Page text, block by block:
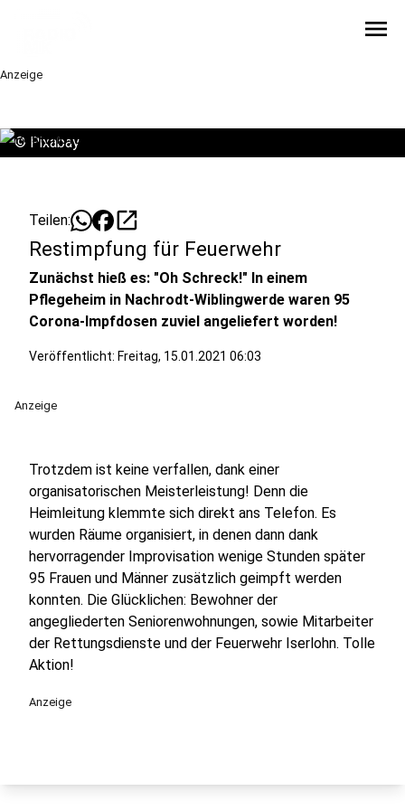
menu
Anzeige
© Pixabay
Teilen: open_in_new
Restimpfung für Feuerwehr
Zunächst hieß es: "Oh Schreck!" In einem
Pflegeheim in Nachrodt-Wiblingwerde waren 95
Corona-Impfdosen zuviel angeliefert worden!
Veröffentlicht: Freitag, 15.01.2021 06:03
Anzeige
Trotzdem ist keine verfallen, dank einer
organisatorischen Meisterleistung! Denn die
Heimleitung klemmte sich direkt ans Telefon. Es
wurden Räume organisiert, in denen dann dank
hervorragender Improvisation wenige Stunden später
95 Frauen und Männer zusätzlich geimpft werden
konnten. Die Glücklichen: Bewohner der
angegliederten Seniorenwohnungen, sowie Mitarbeiter
der Rettungsdienste und der Feuerwehr Iserlohn. Tolle
Aktion!
Anzeige